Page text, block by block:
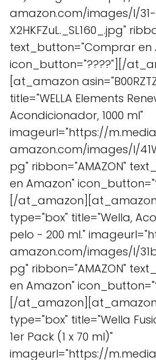
amazon.com/images/I/31-
X2HKFZuL._SL160_.jpg"
text_button="Comprar en
icon_button="????"][/
[at_amazon
title="WELLA Elements
Acondicionador, 1000 ml"
imageurl="https://
amazon.com/images/I/
pg" ribbon="AMAZON"
en Amazon"
[/at_amazon][at_amazon
type="box" title="Wella,
pelo - 200 ml."
amazon.com/images/I/
pg" ribbon="AMAZON"
en Amazon"
[/at_amazon][at_amazon
type="box" title="Wella
1er Pack (1 x 70 ml)"
imageurl="https://